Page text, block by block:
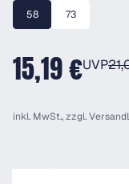
58 73
15,19 €UVP
inkl. MwSt., zzgl.Versand